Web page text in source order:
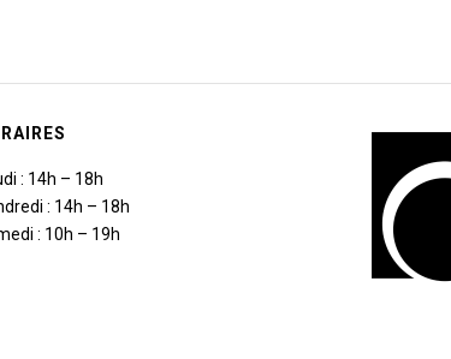
: 14h – 18h
: 14h – 18h
: 10h – 19h